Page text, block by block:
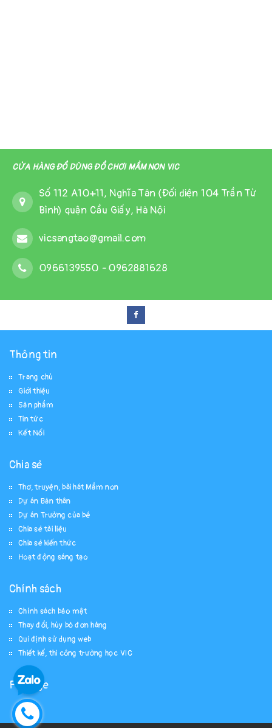
CỬA HÀNG ĐỒ DÙNG ĐỒ CHƠI MẦM NON VIC
Số 112 A10+11, Nghĩa Tân (Đối diện 104 Trần Tử
Bình) quận Cầu Giấy, Hà Nội
vicsangtao@gmail.com
0966139550 -0962881628
Thông tin
Trang chủ
Giới thiệu
Sản phẩm
Tin tức
Kết Nối
Chia sẻ
Thơ, truyện, bài hát Mầm non
Dự án Bản thân
Dự án Trường của bé
Chia sẻ tài liệu
Chia sẻ kiến thức
Hoạt động sáng tạo
Chính sách
Chính sách bảo mật
Thay đổi, hủy bỏ đơn hàng
Qui định sử dụng web
Thiết kế, thi công trường học VIC
Fanpage